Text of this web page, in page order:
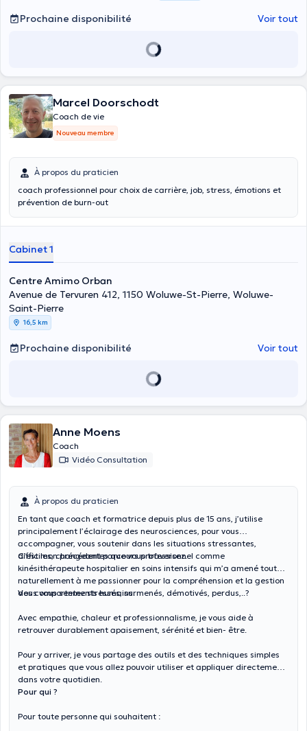
Prochaine disponibilité Voir tout
Marcel Doorschodt
Coach de vie
Nouveau membre
À propos du praticien
coach professionnel pour choix de carrière, job, stress, émotions et
prévention de burn-out
Cabinet 1
Centre Amimo Orban
Avenue de Tervuren 412, 1150 Woluwe-St-Pierre, Woluwe-
Saint-Pierre
16,5 km
Prochaine disponibilité Voir tout
Anne Moens
Coach
Vidéo Consultation
À propos du praticien
En tant que coach et formatrice depuis plus de 15 ans, j’utilise
principalement l’éclairage des neurosciences, pour vous
accompagner, vous soutenir dans les situations stressantes,
difficiles, changeantes que vous traversez.
C’est mon précédent parcours professionnel comme
kinésithérapeute hospitalier en soins intensifs qui m’a amené tout
naturellement à me passionner pour la compréhension et la gestion
des comportements humains.
Vous vous sentez stressés, surmenés, démotivés, perdus,..?
Avec empathie, chaleur et professionnalisme, je vous aide à
retrouver durablement apaisement, sérénité et bien- être.
Pour y arriver, je vous partage des outils et des techniques simples
et pratiques que vous allez pouvoir utiliser et appliquer directement
dans votre quotidien.
Pour qui ?
Pour toute personne qui souhaitent :